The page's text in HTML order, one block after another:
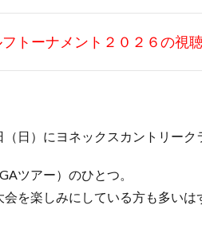
トーナメント２０２６の視聴
日）にヨネックスカントリーク
ツアー）のひとつ。
を楽しみにしている方も多いは